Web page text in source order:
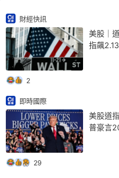
財經快訊
美股｜
指飆
2
即時國際
美股道
普豪言
29